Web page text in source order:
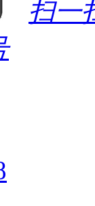
扫一